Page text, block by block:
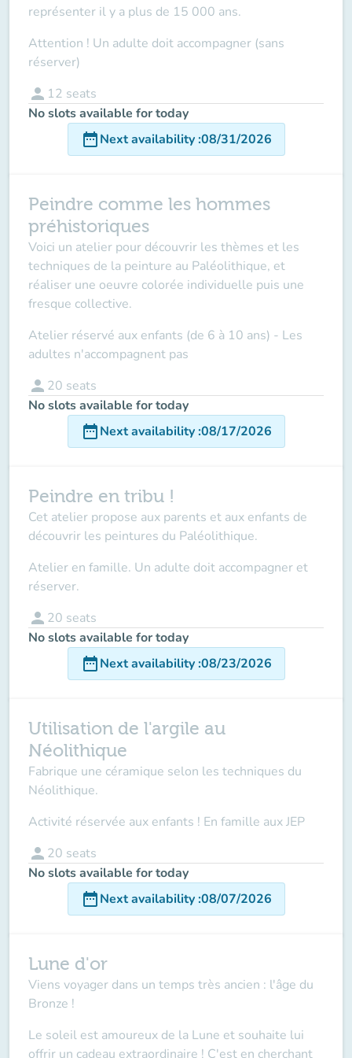
représenter il y a plus de 15 000 ans.
Attention ! Un adulte doit accompagner (sans
réserver)
person 12 seats
No slots available for today
date_rangeNext availability:08/31/2026
Peindre comme les hommes
préhistoriques
Voici un atelier pour découvrir les thèmes et les
techniques de la peinture au Paléolithique, et
réaliser une oeuvre colorée individuelle puis une
fresque collective.
Atelier réservé aux enfants (de 6 à 10 ans) - Les
adultes n'accompagnent pas
person 20 seats
No slots available for today
date_rangeNext availability:08/17/2026
Peindre en tribu !
Cet atelier propose aux parents et aux enfants de
découvrir les peintures du Paléolithique.
Atelier en famille. Un adulte doit accompagner et
réserver.
person 20 seats
No slots available for today
date_rangeNext availability:08/23/2026
Utilisation de l'argile au
Néolithique
Fabrique une céramique selon les techniques du
Néolithique.
Activité réservée aux enfants ! En famille aux JEP
person 20 seats
No slots available for today
date_rangeNext availability:08/07/2026
Lune d'or
Viens voyager dans un temps très ancien : l'âge du
Bronze !
Le soleil est amoureux de la Lune et souhaite lui
offrir un cadeau extraordinaire ! C'est en cherchant